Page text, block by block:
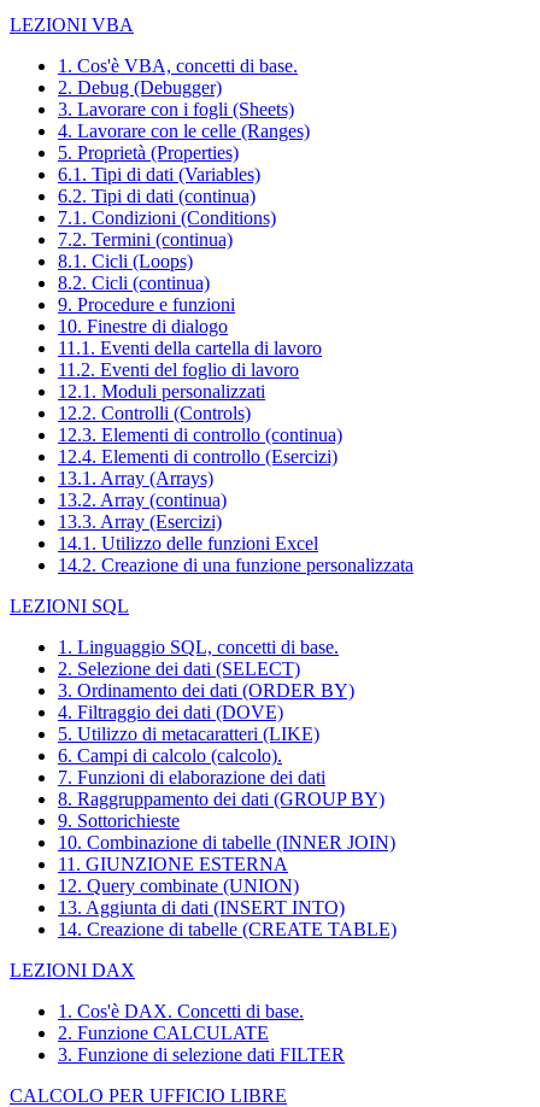
LEZIONI VBA
1. Cos'è VBA, concetti di base.
2. Debug (Debugger)
3. Lavorare con i fogli (Sheets)
4. Lavorare con le celle (Ranges)
5. Proprietà (Properties)
6.1. Tipi di dati (Variables)
6.2. Tipi di dati (continua)
7.1. Condizioni (Conditions)
7.2. Termini (continua)
8.1. Cicli (Loops)
8.2. Cicli (continua)
9. Procedure e funzioni
10. Finestre di dialogo
11.1. Eventi della cartella di lavoro
11.2. Eventi del foglio di lavoro
12.1. Moduli personalizzati
12.2. Controlli (Controls)
12.3. Elementi di controllo (continua)
12.4. Elementi di controllo (Esercizi)
13.1. Array (Arrays)
13.2. Array (continua)
13.3. Array (Esercizi)
14.1. Utilizzo delle funzioni Excel
14.2. Creazione di una funzione personalizzata
LEZIONI SQL
1. Linguaggio SQL, concetti di base.
2. Selezione dei dati (SELECT)
3. Ordinamento dei dati (ORDER BY)
4. Filtraggio dei dati (DOVE)
5. Utilizzo di metacaratteri (LIKE)
6. Campi di calcolo (calcolo).
7. Funzioni di elaborazione dei dati
8. Raggruppamento dei dati (GROUP BY)
9. Sottorichieste
10. Combinazione di tabelle (INNER JOIN)
11. GIUNZIONE ESTERNA
12. Query combinate (UNION)
13. Aggiunta di dati (INSERT INTO)
14. Creazione di tabelle (CREATE TABLE)
LEZIONI DAX
1. Cos'è DAX. Concetti di base.
2. Funzione CALCULATE
3. Funzione di selezione dati FILTER
CALCOLO PER UFFICIO LIBRE